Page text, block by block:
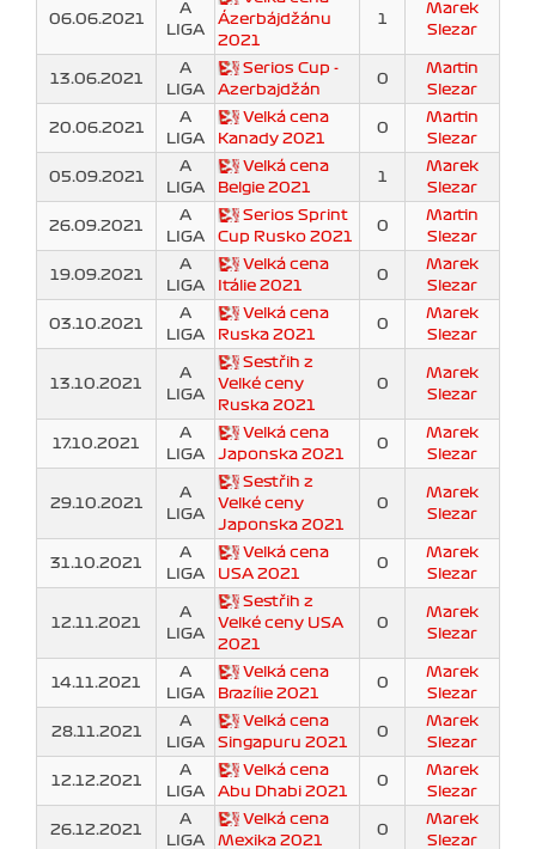
06.06.2021
A
LIGA
Ázerbájdžánu
2021
1
Marek
Slezar
13.06.2021
A
LIGA
Serios Cup -
Azerbajdžán
0
Martin
Slezar
20.06.2021
A
LIGA
Velká cena
Kanady 2021
0
Martin
Slezar
05.09.2021
A
LIGA
Velká cena
Belgie 2021
1
Marek
Slezar
26.09.2021
A
LIGA
Serios Sprint
Cup Rusko 2021
0
Martin
Slezar
19.09.2021
A
LIGA
Velká cena
Itálie 2021
0
Marek
Slezar
03.10.2021
A
LIGA
Velká cena
Ruska 2021
0
Marek
Slezar
13.10.2021
A
LIGA
Sestřih z
Velké ceny
Ruska 2021
0
Marek
Slezar
17.10.2021
A
LIGA
Velká cena
Japonska 2021
0
Marek
Slezar
29.10.2021
A
LIGA
Sestřih z
Velké ceny
Japonska 2021
0
Marek
Slezar
31.10.2021
A
LIGA
Velká cena
USA 2021
0
Marek
Slezar
12.11.2021
A
LIGA
Sestřih z
Velké ceny USA
2021
0
Marek
Slezar
14.11.2021
A
LIGA
Velká cena
Brazílie 2021
0
Marek
Slezar
28.11.2021
A
LIGA
Velká cena
Singapuru 2021
0
Marek
Slezar
12.12.2021
A
LIGA
Velká cena
Abu Dhabi 2021
0
Marek
Slezar
26.12.2021
A
LIGA
Velká cena
Mexika 2021
0
Marek
Slezar